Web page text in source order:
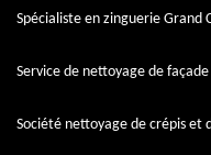
Spécialiste en zinguerie Grand
Service de nettoyage de
Société nettoyage de crépis et